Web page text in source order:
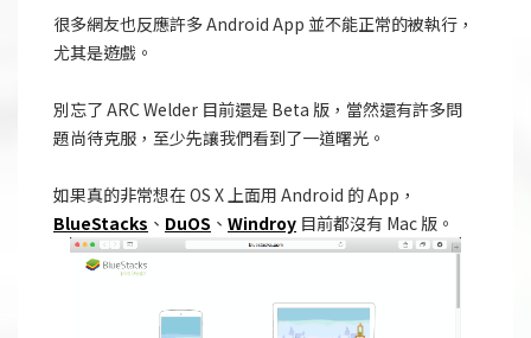
很多網友也反應許多 Android App 並不能正常的被執行，
尤其是遊戲。
別忘了 ARC Welder 目前還是 Beta 版，當然還有許多問
題尚待克服，至少先讓我們看到了一道曙光。
如果真的非常想在 OS X 上面用 Android 的 App，
BlueStacks 、 DuOS 、 Windroy 目前都沒有 Mac 版。